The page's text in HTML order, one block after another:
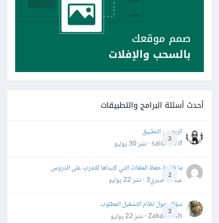
أحدث أسئلة البرامج والتطبيقات
3
الربح من التطبيق
said darif · نشر
30 يوليو
2
ما فائدة حفظ الملفات التي كتبناها للتدرب على الدروس
عبدالله صبري3 · نشر
22 يوليو
3
سؤال حول نظام التشغيل المطلوب
Zakaria Kh · نشر
22 يوليو